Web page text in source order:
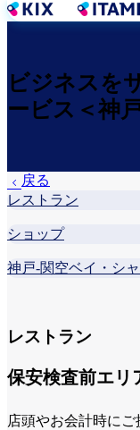
メ
コ
ン
テ
移
動
ビジネスを
ービス＜神
戻る
レストラン
ショップ
神戸-関空ベイ・シ
レストラン
保安検査前エリ
店頭やお会計時に